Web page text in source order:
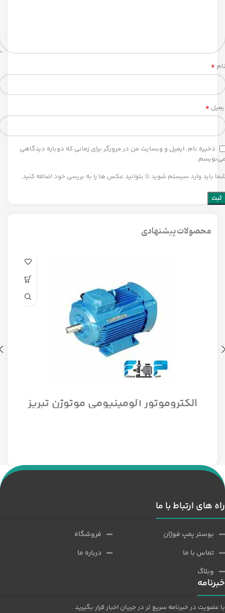
*
*
ذخیره نام، ایمیل و وبسایت من در مرورگر برای زمانی که دوباره دیدگاهی
باید وارد سیستم شوید تا بتوانید عکس ها را به بررسی خود اضافه کنید.
محصولات پیشنهادی
الکتروموتور آلومینیومی موتوژن تبریز
سه فاز مدل 1/12 اسب 1500 دور
راه های ارتباط با ما
بوستر پمپ فوژان
تماس با ما
وبلاگ
فروشگاه
درباره ما
خبرنامه
با عضویت در خبرنامه سریع تر در جریان اخبار قرار بگیرید .